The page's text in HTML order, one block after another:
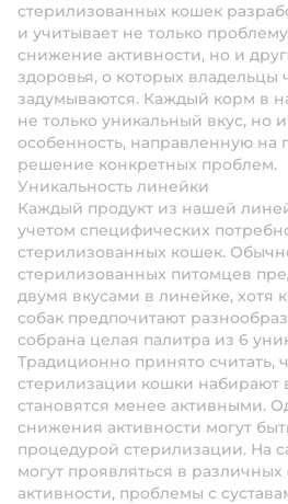
стерилизованных кошек
и учитывает не только
снижение активности, но и
здоровья, о которых владельцы
задумываются. Каждый корм в
не только уникальный вкус, но
особенность, направленную на
решение конкретных проблем.
Уникальность линейки
Каждый продукт из нашей
учетом специфических
стерилизованных кошек.
стерилизованных питомцев
двумя вкусами в линейке, хотя
собак предпочитают
собрана целая палитра из 6
Традиционно принято считать,
стерилизации кошки набирают
становятся менее активными.
снижения активности могут
процедурой стерилизации. На
могут проявляться в
активности, проблемы с